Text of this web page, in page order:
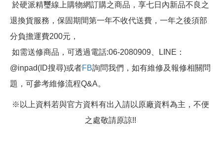
於硬派精璽線上購物網訂購之商品，享七日內新品不良之
退換貨服務，保固期間第一年不收代送費，一年之後須部
分負擔運費200元，
如需送修商品，可透過電話:06-2080909、LINE：
@inpad(ID搜尋)或者FB詢問我們，如有維修及報修相關問
題，可參考維修流程Q&A。
※以上資料若與官方資料有出入請以原廠資料為主，不便
之處敬請原諒!!